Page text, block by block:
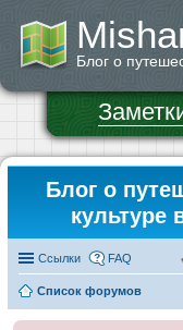
Блог о
Блог о
культуре
Ссылки FAQ
Список форумов